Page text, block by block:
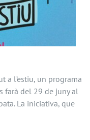
a l’estiu, un programa
farà del 29 de juny al
La iniciativa, que